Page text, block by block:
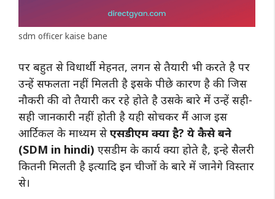
sdm officer kaise bane
पर बहुत से विधार्थी मेहनत, लगन से तैयारी भी करते है पर
उन्हें सफलता नहीं मिलती है इसके पीछे कारण है की जिस
नौकरी की वो तैयारी कर रहे होते है उसके बारे में उन्हें सही-
सही जानकारी नहीं होती है यही सोचकर मैं आज इस
आर्टिकल के माध्यम सेएसडीएम क्या है? ये कैसे बने
(SDM in hindi) एसडीम के कार्य क्या होते है, इन्हे सैलरी
कितनी मिलती है इत्यादि इन चीजों के बारे में जानेगे विस्तार
से।